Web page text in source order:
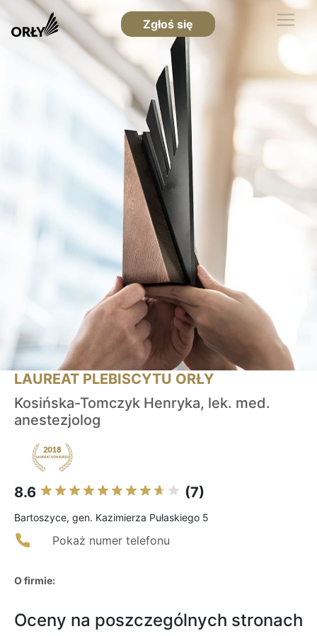
Zgłoś się
LAUREAT PLEBISCYTU ORŁY
Kosińska-Tomczyk Henryka, lek. med.
anestezjolog
8.6 (7)
Bartoszyce, gen. Kazimierza Pułaskiego 5
Pokaż numer telefonu
O firmie:
Oceny na poszczególnych stronach